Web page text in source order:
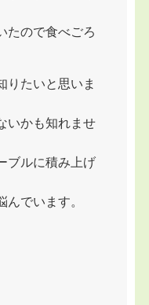
たので食べごろ
たいと思いま
いかも知れませ
ブルに積み上げ
でいます。